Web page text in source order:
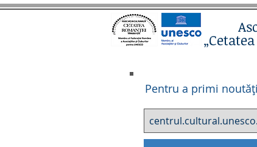
Pentru a primi